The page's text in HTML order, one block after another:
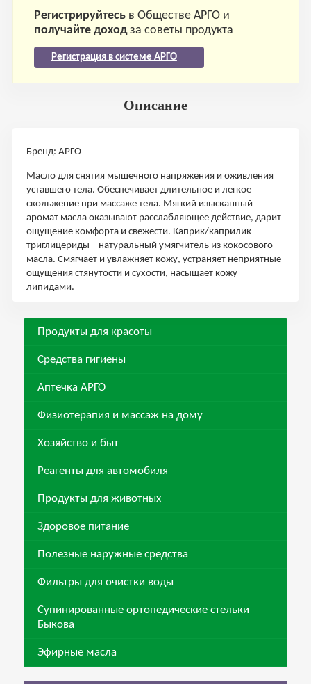
Регистрируйтесьв Обществе АРГО и
получайте доходза советы продукта
Регистрация в системе АРГО
Описание
Бренд: АРГО
Масло для снятия мышечного напряжения и оживления
уставшего тела. Обеспечивает длительное и легкое
скольжение при массаже тела. Мягкий изысканный
аромат масла оказывают расслабляющее действие, дарит
ощущение комфорта и свежести. Каприк/каприлик
триглицериды – натуральный умягчитель из кокосового
масла. Смягчает и увлажняет кожу, устраняет неприятные
ощущения стянутости и сухости, насыщает кожу
липидами.
Продукты для красоты
Средства гигиены
Аптечка АРГО
Физиотерапия и массаж на дому
Хозяйство и быт
Реагенты для автомобиля
Продукты для животных
Здоровое питание
Полезные наружные средства
Фильтры для очистки воды
Супинированные ортопедические стельки
Быкова
Эфирные масла